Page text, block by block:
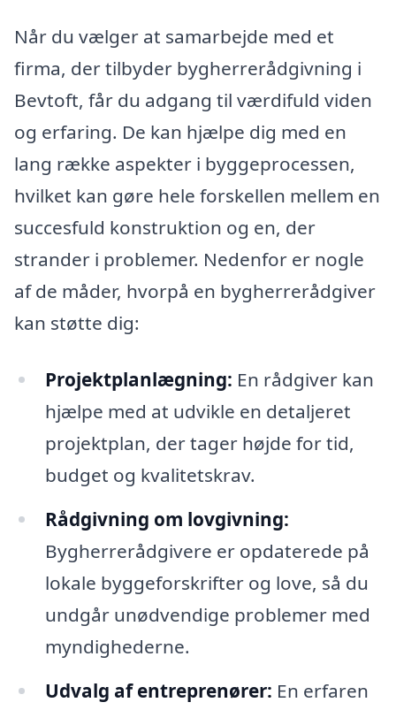
Når du vælger at samarbejde med et
firma, der tilbyder bygherrerådgivning i
Bevtoft, får du adgang til værdifuld viden
og erfaring. De kan hjælpe dig med en
lang række aspekter i byggeprocessen,
hvilket kan gøre hele forskellen mellem en
succesfuld konstruktion og en, der
strander i problemer. Nedenfor er nogle
af de måder, hvorpå en bygherrerådgiver
kan støtte dig:
Projektplanlægning: En rådgiver kan
hjælpe med at udvikle en detaljeret
projektplan, der tager højde for tid,
budget og kvalitetskrav.
Rådgivning om lovgivning:
Bygherrerådgivere er opdaterede på
lokale byggeforskrifter og love, så du
undgår unødvendige problemer med
myndighederne.
Udvalg af entreprenører: En erfaren